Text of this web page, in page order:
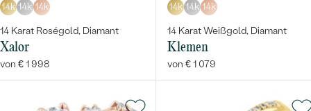
14k 14k 14k
14 Karat Roségold, Diamant
Xalor
von € 1 998
14k 14k 14k
14 Karat Weißgold, Diamant
Klemen
von € 1 079